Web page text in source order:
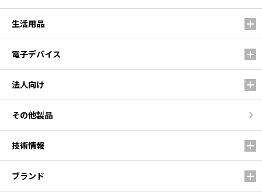
生活用品
電子デバイス
法人向け
その他製品
技術情報
ブランド